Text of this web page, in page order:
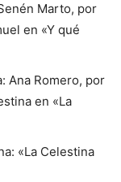
Marto, por
en «Y qué
Ana Romero, por
en «La
«La Celestina